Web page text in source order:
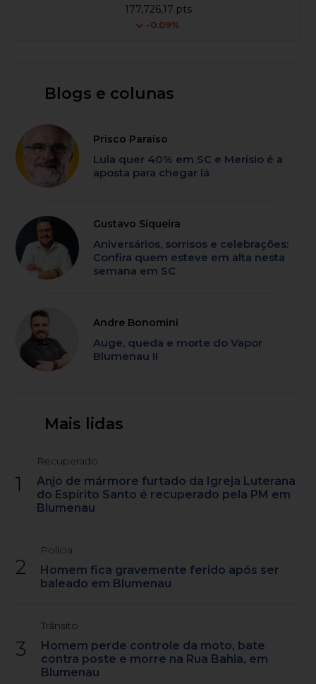
177,726,17 pts
-0.09%
Blogs e colunas
Prisco Paraíso
Lula quer 40% em SC e Merísio é a
aposta para chegar lá
Gustavo Siqueira
Aniversários, sorrisos e celebrações:
Confira quem esteve em alta nesta
semana em SC
Andre Bonomini
Auge, queda e morte do Vapor
Blumenau II
Mais lidas
1
Recuperado
Anjo de mármore furtado da Igreja Luterana
do Espírito Santo é recuperado pela PM em
Blumenau
2
Polícia
Homem fica gravemente ferido após ser
baleado em Blumenau
3
Trânsito
Homem perde controle da moto, bate
contra poste e morre na Rua Bahia, em
Blumenau